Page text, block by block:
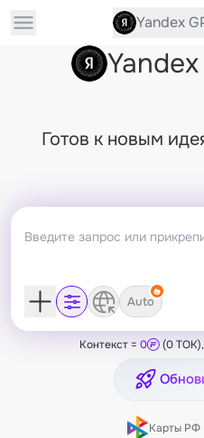
Yandex
Готов к новым
Auto
Контекст = 0 (0
Карты РФ